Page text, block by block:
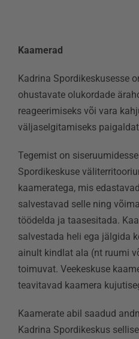
Kaamerad
Kadrina Spordikeskusesse
ohustavate olukordade
reageerimiseks või vara
väljaselgitamiseks
Tegemist on
Spordikeskuse
kaameratega, mis
salvestavad selle ning
töödelda ja taasesitada.
salvestada heli ega jälgida
ainult kindlat ala (nt ruumi
toimuvat. Veekeskuse
teavitavad kaamera
Kaamerate abil saadud
Kadrina Spordikeskus